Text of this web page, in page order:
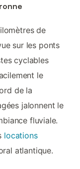
de
sur les ponts
cyclables
le
de la
jalonnent le
fluviale.
locations
atlantique.